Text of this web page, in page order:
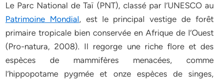
Le Parc National de Taï (PNT), classé par l’UNESCO au
Patrimoine Mondial, est le principal vestige de forêt
primaire tropicale bien conservée en Afrique de l’Ouest
(Pro-natura, 2008). Il regorge une riche flore et des
espèces de mammifères menacées, comme
l’hippopotame pygmée et onze espèces de singes,